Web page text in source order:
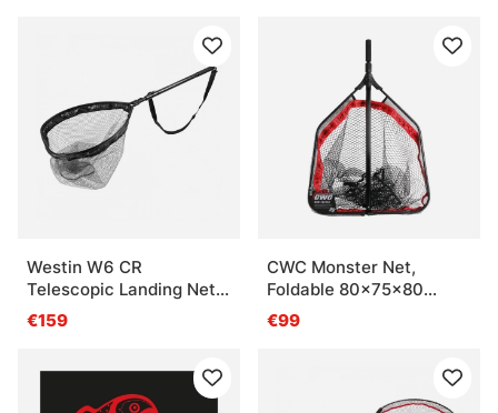
Westin W6 CR
Telescopic Landing Net
4m M
€159
CWC Monster Net,
Foldable 80x75x80
Handle - 180cm
€99